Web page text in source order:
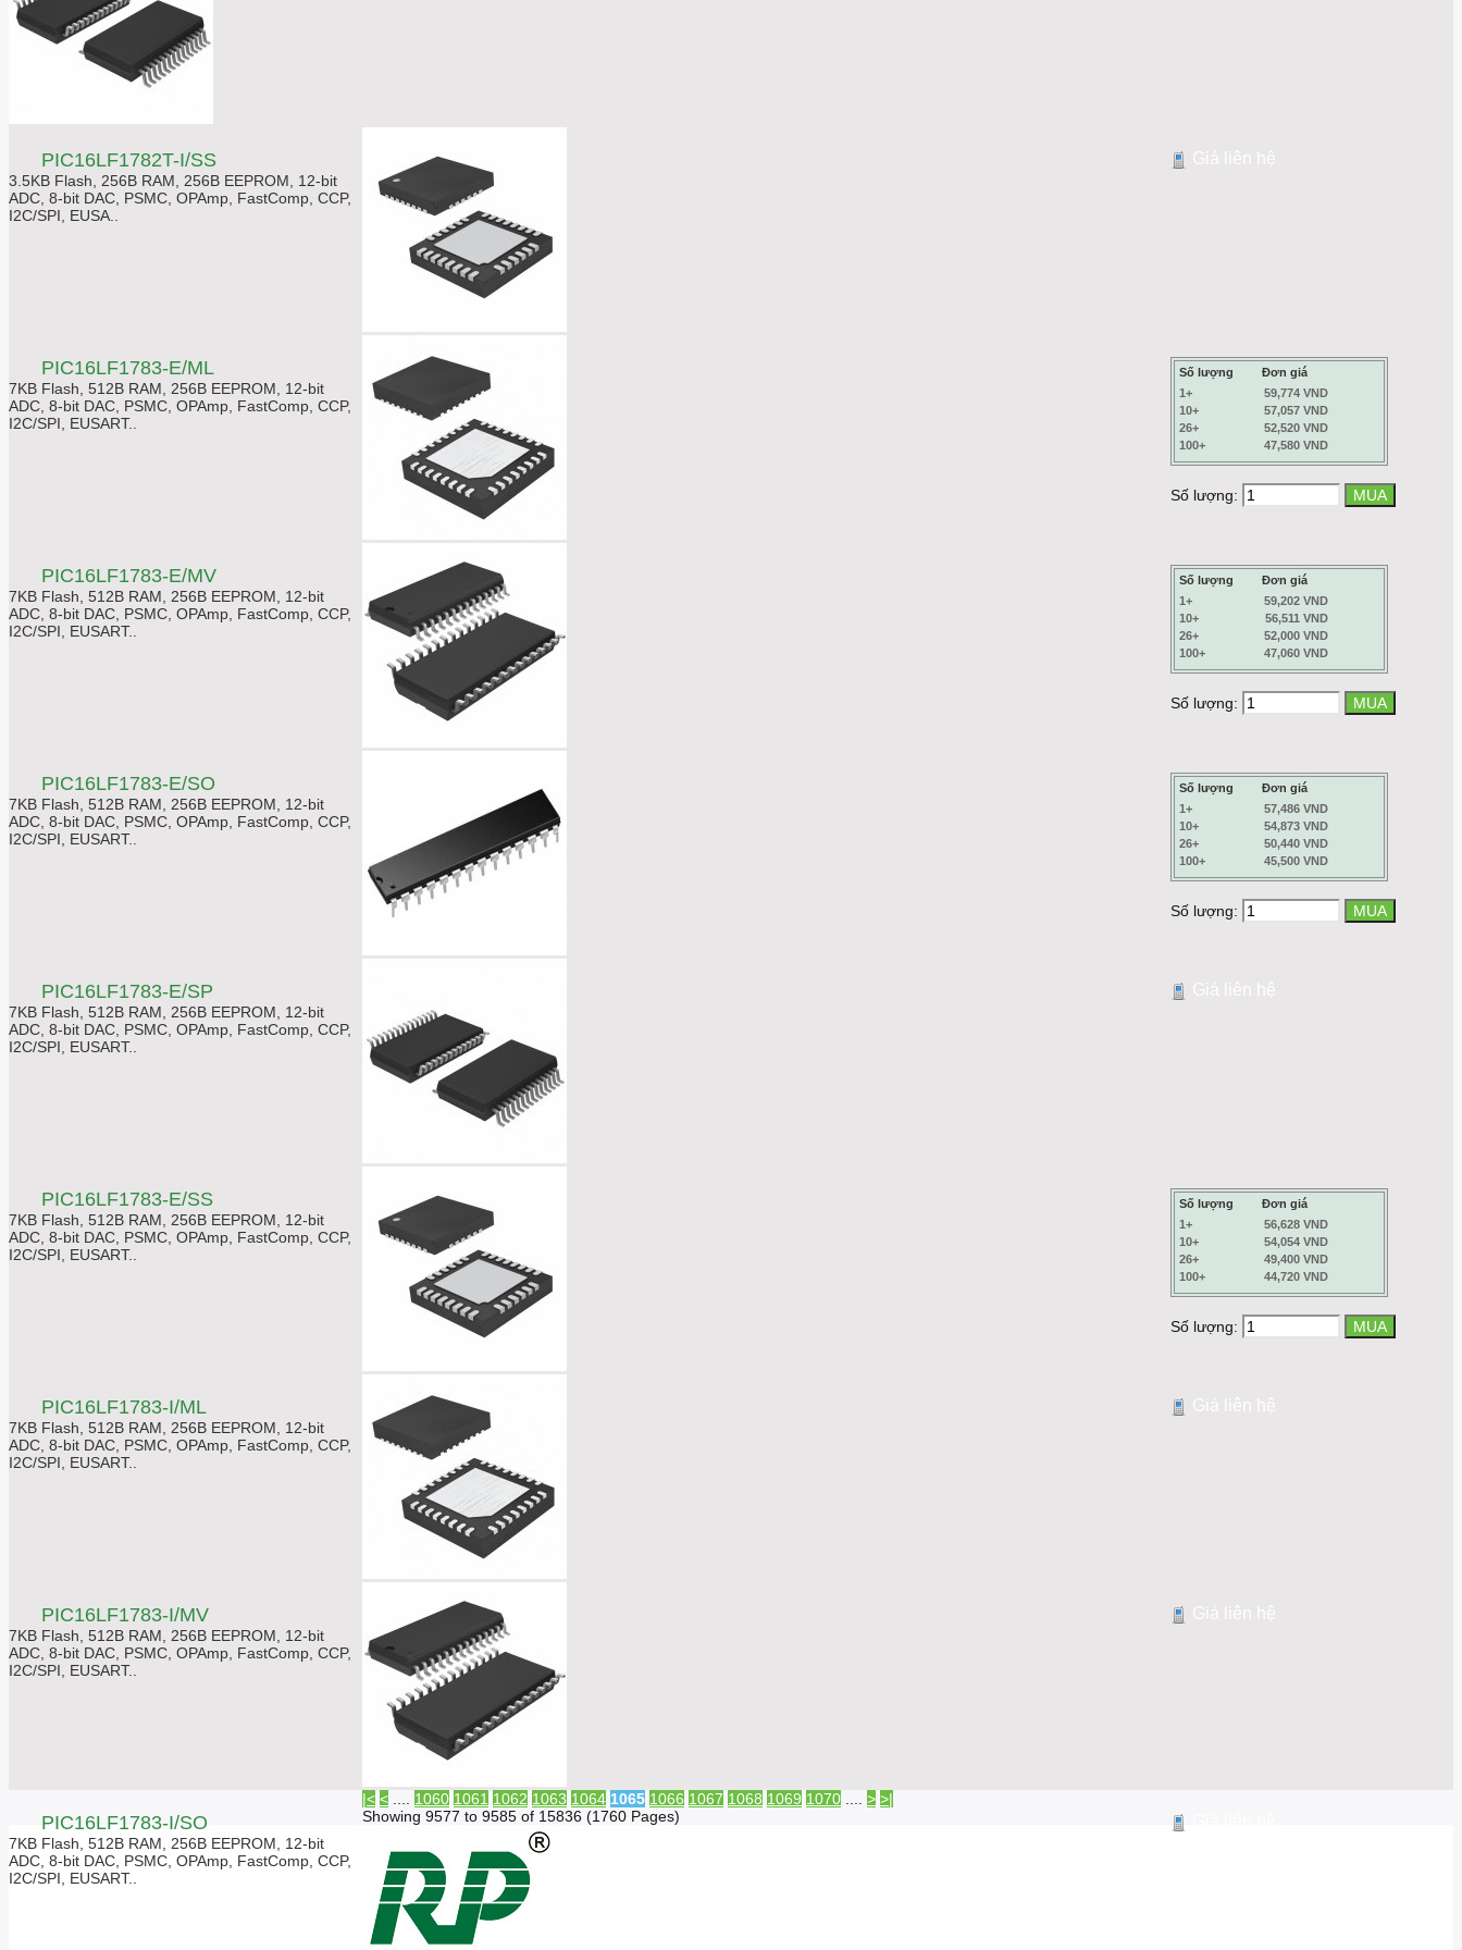
PIC16LF1782T-I/SS
3.5KB Flash, 256B RAM, 256B EEPROM, 12-bit
ADC, 8-bit DAC, PSMC, OPAmp, FastComp, CCP,
I2C/SPI, EUSA..
Giá liên hệ
PIC16LF1783-E/ML
7KB Flash, 512B RAM, 256B EEPROM, 12-bit
ADC, 8-bit DAC, PSMC, OPAmp, FastComp, CCP,
I2C/SPI, EUSART..
Số lượng
Đơn giá
1+
59,774 VND
10+
57,057 VND
26+
52,520 VND
100+
47,580 VND
Số lượng:
PIC16LF1783-E/MV
7KB Flash, 512B RAM, 256B EEPROM, 12-bit
ADC, 8-bit DAC, PSMC, OPAmp, FastComp, CCP,
I2C/SPI, EUSART..
Số lượng
Đơn giá
1+
59,202 VND
10+
56,511 VND
26+
52,000 VND
100+
47,060 VND
Số lượng:
PIC16LF1783-E/SO
7KB Flash, 512B RAM, 256B EEPROM, 12-bit
ADC, 8-bit DAC, PSMC, OPAmp, FastComp, CCP,
I2C/SPI, EUSART..
Số lượng
Đơn giá
1+
57,486 VND
10+
54,873 VND
26+
50,440 VND
100+
45,500 VND
Số lượng:
PIC16LF1783-E/SP
7KB Flash, 512B RAM, 256B EEPROM, 12-bit
ADC, 8-bit DAC, PSMC, OPAmp, FastComp, CCP,
I2C/SPI, EUSART..
Giá liên hệ
PIC16LF1783-E/SS
7KB Flash, 512B RAM, 256B EEPROM, 12-bit
ADC, 8-bit DAC, PSMC, OPAmp, FastComp, CCP,
I2C/SPI, EUSART..
Số lượng
Đơn giá
1+
56,628 VND
10+
54,054 VND
26+
49,400 VND
100+
44,720 VND
Số lượng:
PIC16LF1783-I/ML
7KB Flash, 512B RAM, 256B EEPROM, 12-bit
ADC, 8-bit DAC, PSMC, OPAmp, FastComp, CCP,
I2C/SPI, EUSART..
Giá liên hệ
PIC16LF1783-I/MV
7KB Flash, 512B RAM, 256B EEPROM, 12-bit
ADC, 8-bit DAC, PSMC, OPAmp, FastComp, CCP,
I2C/SPI, EUSART..
Giá liên hệ
PIC16LF1783-I/SO
7KB Flash, 512B RAM, 256B EEPROM, 12-bit
ADC, 8-bit DAC, PSMC, OPAmp, FastComp, CCP,
I2C/SPI, EUSART..
|< < 1060 1061 1062 1063 1064 1065 1066 1067 1068 1069 1070 > >|
Showing 9577 to 9585 of 15836 (1760 Pages)